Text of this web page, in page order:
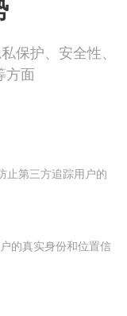
保护、安全性、
方面
止第三方追踪用户的
的真实身份和位置信